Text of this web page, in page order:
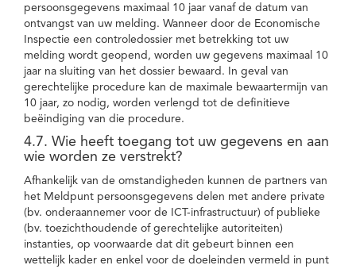
persoonsgegevens maximaal 10 jaar vanaf de datum van
ontvangst van uw melding. Wanneer door de Economische
Inspectie een controledossier met betrekking tot uw
melding wordt geopend, worden uw gegevens maximaal 10
jaar na sluiting van het dossier bewaard. In geval van
gerechtelijke procedure kan de maximale bewaartermijn van
10 jaar, zo nodig, worden verlengd tot de definitieve
beëindiging van die procedure.
4.7. Wie heeft toegang tot uw gegevens en aan
wie worden ze verstrekt?
Afhankelijk van de omstandigheden kunnen de partners van
het Meldpunt persoonsgegevens delen met andere private
(bv. onderaannemer voor de ICT-infrastructuur) of publieke
(bv. toezichthoudende of gerechtelijke autoriteiten)
instanties, op voorwaarde dat dit gebeurt binnen een
wettelijk kader en enkel voor de doeleinden vermeld in punt